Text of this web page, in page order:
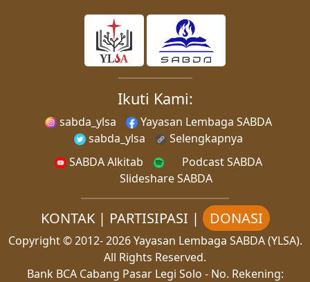
Ikuti Kami:
sabda_ylsa
Yayasan Lembaga SABDA
sabda_ylsa
Selengkapnya
SABDA Alkitab
Podcast SABDA
Slideshare SABDA
KONTAK| PARTISIPASI | DONASI
Copyright© 2012-2026Yayasan Lembaga SABDA (YLSA).
All Rights Reserved.
Bank BCA Cabang Pasar Legi Solo - No. Rekening: